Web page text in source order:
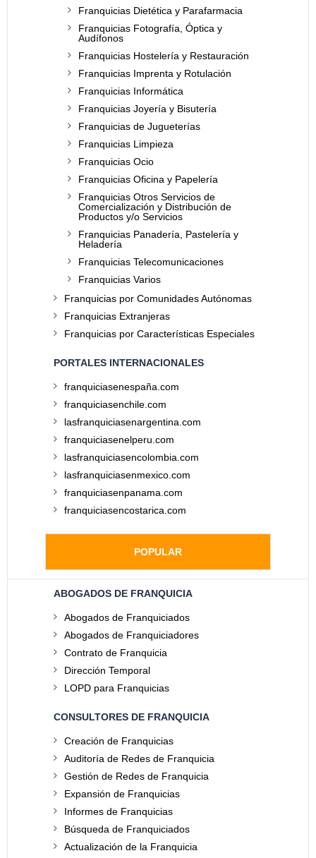
Franquicias Dietética y Parafarmacia
Franquicias Fotografía, Óptica y
Audífonos
Franquicias Hostelería y Restauración
Franquicias Imprenta y Rotulación
Franquicias Informática
Franquicias Joyería y Bisutería
Franquicias de Jugueterías
Franquicias Limpieza
Franquicias Ocio
Franquicias Oficina y Papelería
Franquicias Otros Servicios de
Comercialización y Distribución de
Productos y/o Servicios
Franquicias Panadería, Pastelería y
Heladería
Franquicias Telecomunicaciones
Franquicias Varios
Franquicias por Comunidades Autónomas
Franquicias Extranjeras
Franquicias por Características Especiales
PORTALES INTERNACIONALES
franquiciasenespaña.com
franquiciasenchile.com
lasfranquiciasenargentina.com
franquiciasenelperu.com
lasfranquiciasencolombia.com
lasfranquiciasenmexico.com
franquiciasenpanama.com
franquiciasencostarica.com
POPULAR
ABOGADOS DE FRANQUICIA
Abogados de Franquiciados
Abogados de Franquiciadores
Contrato de Franquicia
Dirección Temporal
LOPD para Franquicias
CONSULTORES DE FRANQUICIA
Creación de Franquicias
Auditoría de Redes de Franquicia
Gestión de Redes de Franquicia
Expansión de Franquicias
Informes de Franquicias
Búsqueda de Franquiciados
Actualización de la Franquicia